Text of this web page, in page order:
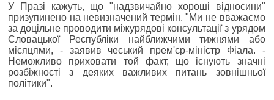
У Празі кажуть, що "надзвичайно хороші відносини"
призупинено на невизначений термін. "Ми не вважаємо
за доцільне проводити міжурядові консультації з урядом
Словацької Республіки найближчими тижнями або
місяцями, - заявив чеський прем'єр-міністр Фіала. -
Неможливо приховати той факт, що існують значні
розбіжності з деяких важливих питань зовнішньої
політики".